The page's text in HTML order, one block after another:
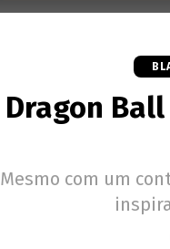
Dragon
Mesmo com um